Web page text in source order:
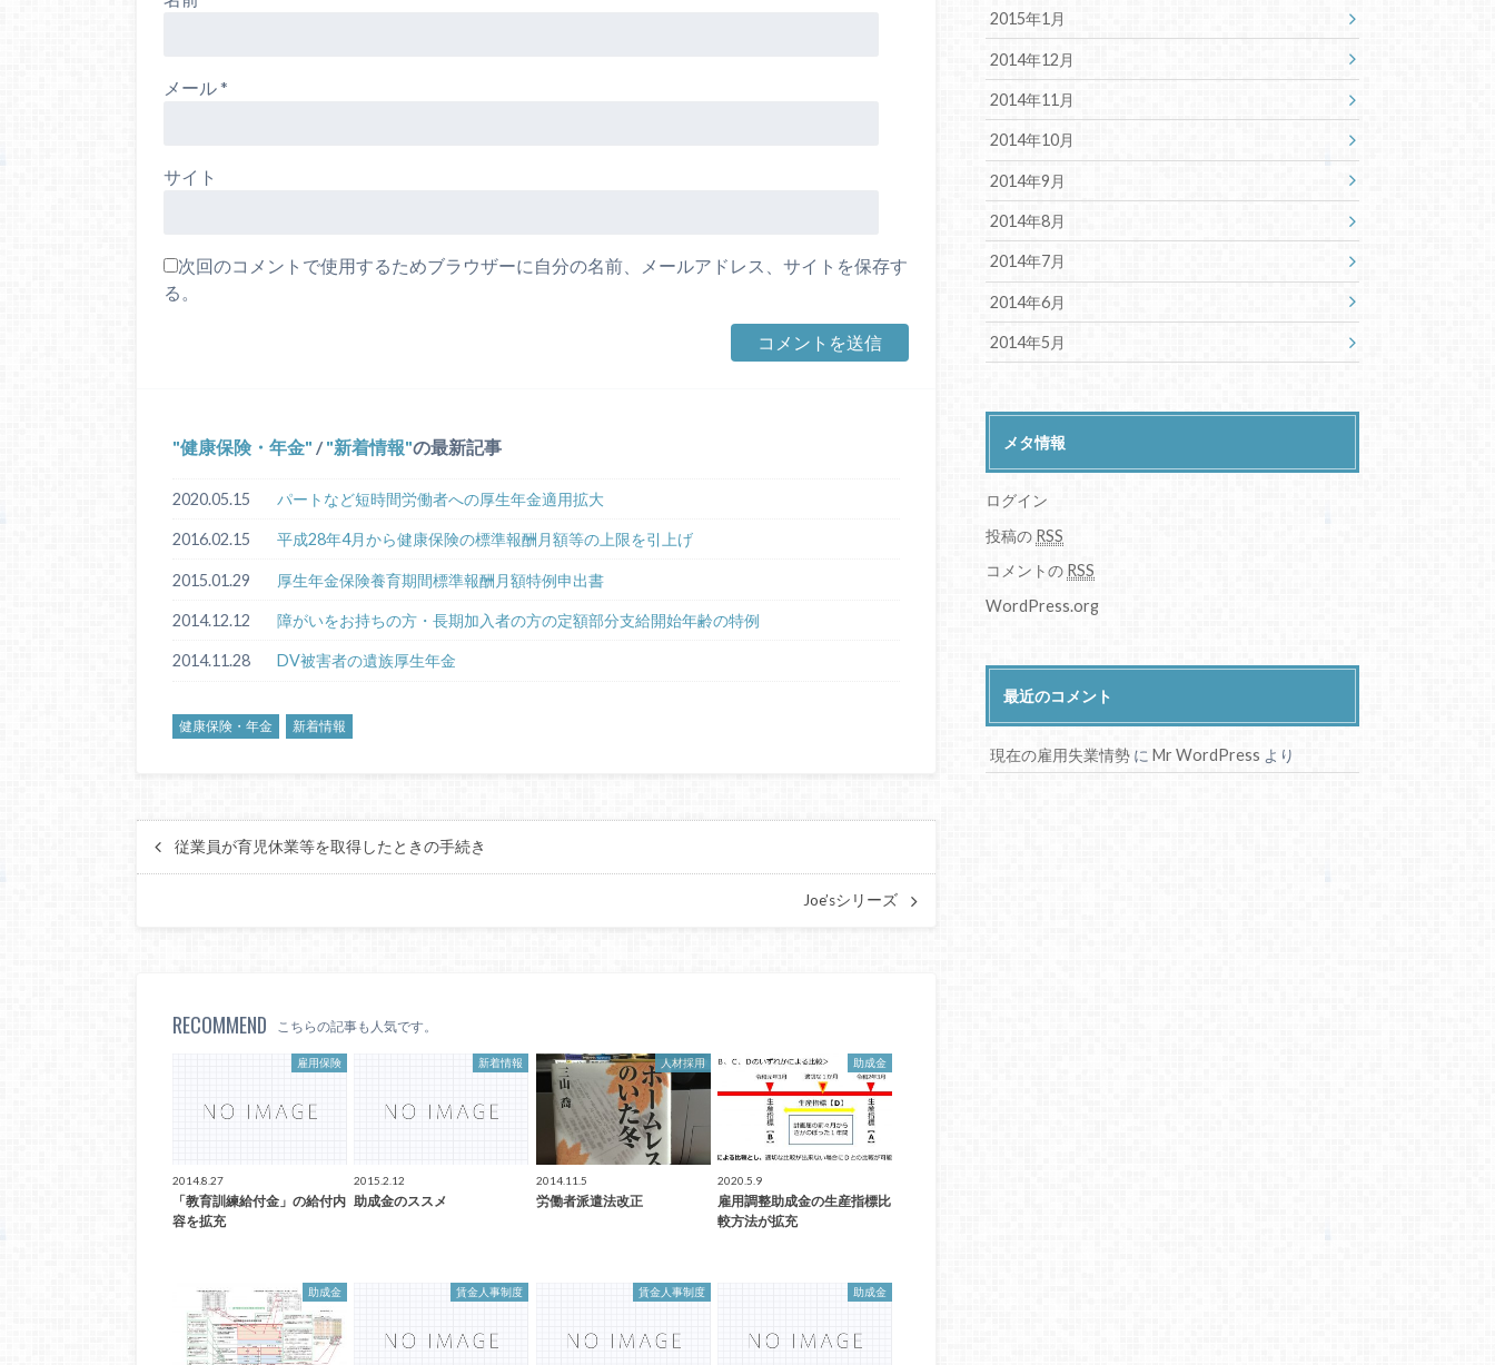
メール*
サイト
次回のコメントで使用するためブラウザーに自分の名前、メールアドレス、サイトを保存す
る。
健康保険・年金 / 新着情報 の最新記事
2020.05.15 パートなど短時間労働者への厚生年金適用拡大
2016.02.15 平成28年4月から健康保険の標準報酬月額等の上限を引上げ
2015.01.29 厚生年金保険養育期間標準報酬月額特例申出書
2014.12.12 障がいをお持ちの方・長期加入者の方の定額部分支給開始年齢の特例
2014.11.28 DV被害者の遺族厚生年金
健康保険・年金 新着情報
従業員が育児休業等を取得したときの手続き
Joe’sシリーズ
RECOMMEND こちらの記事も人気です。
雇用保険
2014.8.27
「教育訓練給付金」の給付内
容を拡充
新着情報
2015.2.12
助成金のススメ
人材採用
2014.11.5
労働者派遣法改正
助成金
2020.5.9
雇用調整助成金の生産指標比
較方法が拡充
助成金 賃金人事制度 賃金人事制度 助成金
2015年1月
2014年12月
2014年11月
2014年10月
2014年9月
2014年8月
2014年7月
2014年6月
2014年5月
メタ情報
ログイン
投稿の RSS
コメントの RSS
WordPress.org
最近のコメント
現在の雇用失業情勢 に Mr WordPress より